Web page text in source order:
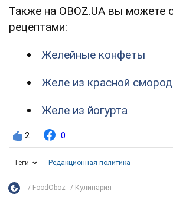
Также на OBOZ.UA вы можете
рецептами:
Желейные конфеты
Желе из красной
Желе из йогурта
2 0
Теги Редакционная политика
FoodOboz
Кулинария